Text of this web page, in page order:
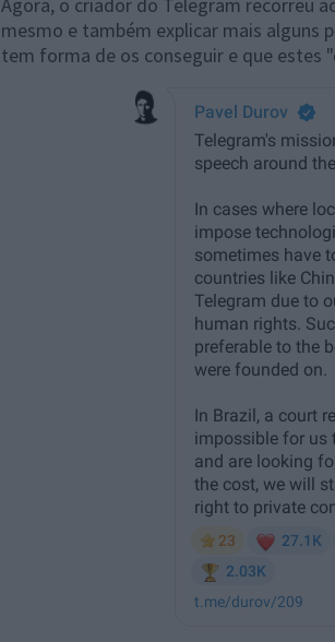
mesmo e também explicar mais alguns
tem forma de os conseguir e que estes